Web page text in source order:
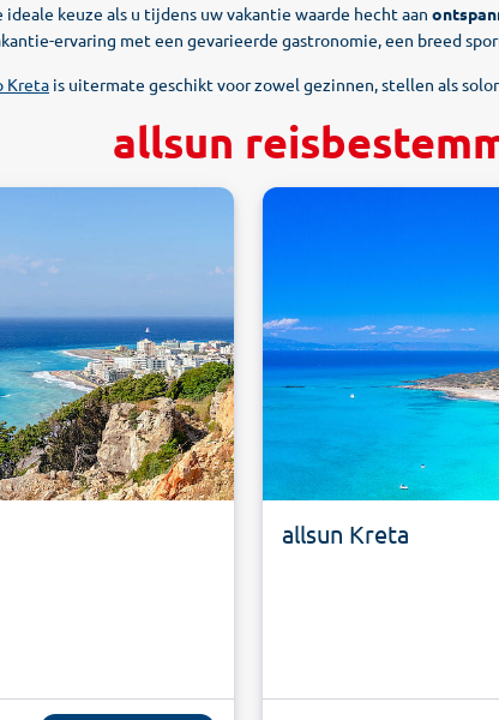
keuze als u tijdens uw vakantie waarde hecht aan
ervaring met een gevarieerde gastronomie, een breed
Kreta is uitermate geschikt voor zowel gezinnen, stellen als
allsun
allsun Kreta